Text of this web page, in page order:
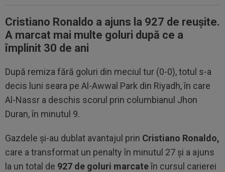
Cristiano Ronaldo a ajuns la 927 de reușite.
A marcat mai multe goluri după ce a
împlinit 30 de ani
După remiza fără goluri din meciul tur (0-0), totul s-a
decis luni seara pe Al-Awwal Park din Riyadh, în care
Al-Nassr a deschis scorul prin columbianul Jhon
Duran, în minutul 9.
Gazdele şi-au dublat avantajul prin Cristiano Ronaldo,
care a transformat un penalty în minutul 27 și a ajuns
la un total de 927 de goluri marcateîn cursul carierei